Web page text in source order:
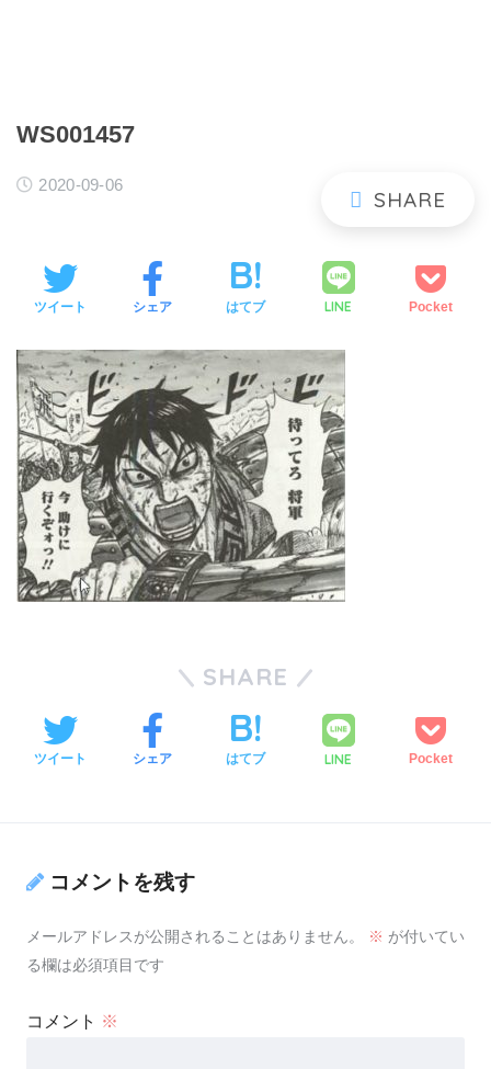
WS001457
2020-09-06
ツイート シェア はてブ LINE Pocket
SHARE
ツイート シェア はてブ LINE Pocket
コメントを残す
メールアドレスが公開されることはありません。 ※ が付いてい
る欄は必須項目です
コメント ※